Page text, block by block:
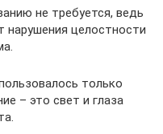
не требуется, ведь
нарушения целостности
только
– это свет и глаза